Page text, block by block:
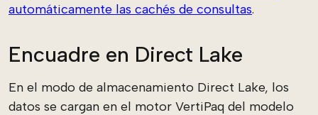
automáticamente las cachés de consultas.
Encuadre en Direct Lake
En el modo de almacenamiento Direct Lake, los
datos se cargan en el motor VertiPaq del modelo